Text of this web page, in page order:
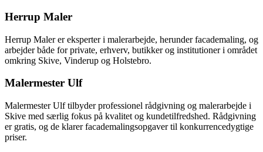
Herrup Maler
Herrup Maler er eksperter i malerarbejde, herunder facademaling, og
arbejder både for private, erhverv, butikker og institutioner i området
omkring Skive, Vinderup og Holstebro.
Malermester Ulf
Malermester Ulf tilbyder professionel rådgivning og malerarbejde i
Skive med særlig fokus på kvalitet og kundetilfredshed. Rådgivning
er gratis, og de klarer facademalingsopgaver til konkurrencedygtige
priser.